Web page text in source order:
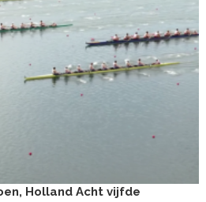
Holland Acht vijfde